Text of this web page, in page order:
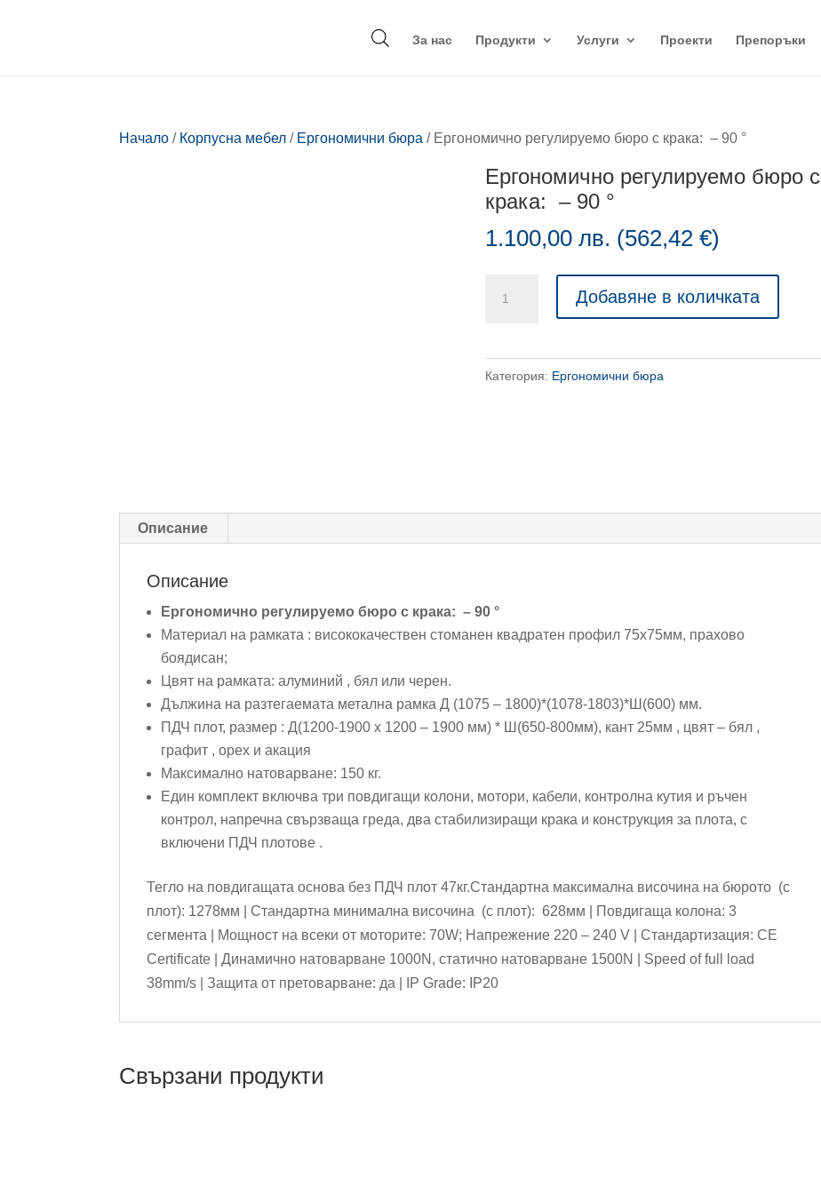
За нас Продукти Услуги Проекти Препоръки
Начало / Корпусна мебел / Ергономични бюра / Ергономично регулируемо бюро с крака: – 90 °
Ергономично регулируемо бюро с
крака: – 90 °
1.100,00лв. (562,42€)
регулируемо
бюро
Добавяне в количката
Категория: Ергономични бюра
Описание
Описание
Ергономично регулируемо бюро с крака: – 90 °
Материал на рамката : висококачествен стоманен квадратен профил 75х75мм, прахово
боядисан;
Цвят на рамката: алуминий , бял или черен.
Дължина на разтегаемата метална рамка Д (1075 – 1800)*(1078-1803)*Ш(600) мм.
ПДЧ плот, размер : Д(1200-1900 х 1200 – 1900 мм) * Ш(650-800мм), кант 25мм , цвят – бял ,
графит , орех и акация
Максимално натоварване: 150 кг.
Един комплект включва три повдигащи колони, мотори, кабели, контролна кутия и ръчен
контрол, напречна свързваща греда, два стабилизиращи крака и конструкция за плота, с
включени ПДЧ плотове .
Тегло на повдигащата основа без ПДЧ плот 47кг.Стандартна максимална височина на бюрото (с
плот): 1278мм | Стандартна минимална височина (с плот): 628мм | Повдигаща колона: 3
сегмента | Мощност на всеки от моторите: 70W; Напрежение 220 – 240 V | Стандартизация: CE
Certificate | Динамично натоварване 1000N, статично натоварване 1500N | Speed of full load
38mm/s | Защита от претоварване: да | IP Grade: IP20
Свързани продукти